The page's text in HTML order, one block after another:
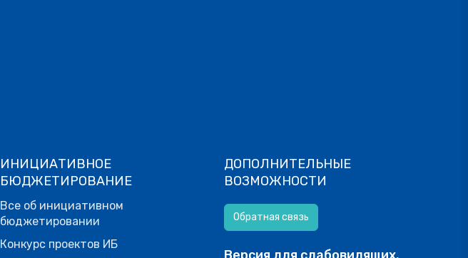
ИНИЦИАТИВНОЕ
БЮДЖЕТИРОВАНИЕ
Все об инициативном
бюджетировании
Конкурс проектов ИБ
ДОПОЛНИТЕЛЬНЫЕ
ВОЗМОЖНОСТИ
Обратная связь